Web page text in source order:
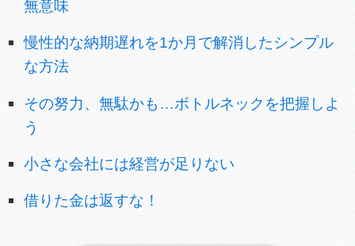
無意味
慢性的な納期遅れを1か月で解消したシンプル
な方法
その努力、無駄かも…ボトルネックを把握しよ
う
小さな会社には経営が足りない
借りた金は返すな！